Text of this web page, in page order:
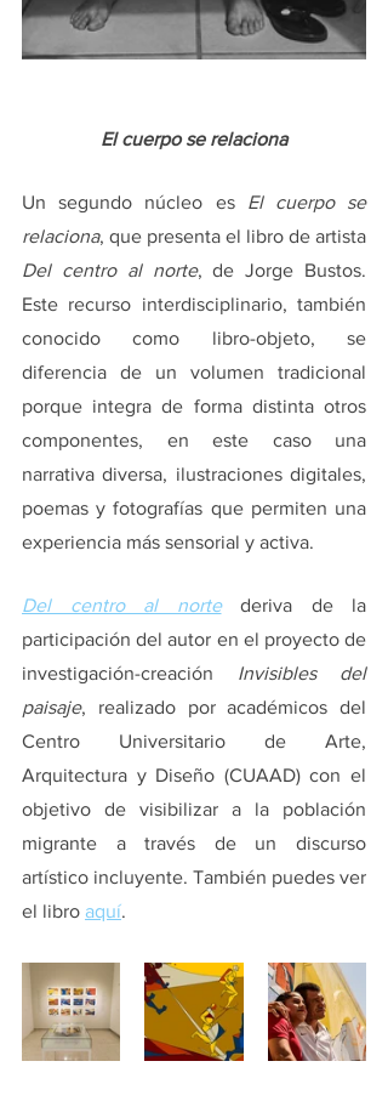
El cuerpo se relaciona
Un segundo núcleo es El cuerpo se
relaciona
Del centro al norte, de Jorge Bustos.
Este recurso interdisciplinario, también
conocido como libro-objeto, se
diferencia de un volumen tradicional
porque integra de forma distinta otros
componentes, en este caso una
narrativa diversa, ilustraciones digitales,
poemas y fotografías que permiten una
experiencia más sensorial y activa.
Del centro al norte deriva de la
participación del autor en el proyecto de
investigación-creación Invisibles del
paisaje, realizado por académicos del
Centro Universitario de Arte,
Arquitectura y Diseño (CUAAD) con el
objetivo de visibilizar a la población
migrante a través de un discurso
artístico incluyente. También puedes ver
el libro aquí.